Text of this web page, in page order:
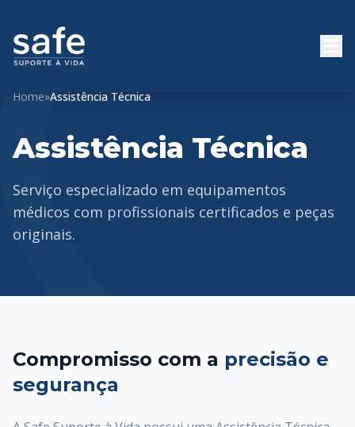
Home»Assistência Técnica
Assistência Técnica
Serviço especializado em equipamentos
médicos com profissionais certificados e peças
originais.
Compromisso com a precisão e
segurança